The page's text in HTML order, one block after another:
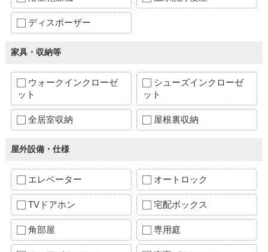
ディスポーザー
家具・収納等
ウォークインクローゼ
ット
シューズインクローゼ
ット
全居室収納 屋根裏収納
屋外設備・仕様
エレベーター オートロック
TVドアホン 宅配ボックス
角部屋 専用庭